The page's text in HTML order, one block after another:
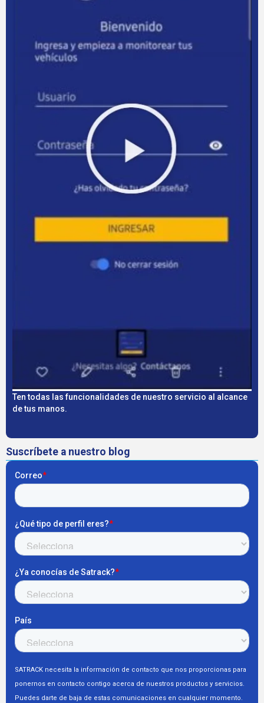
Ten todas las funcionalidades de nuestro servicio al alcance
de tus manos.
Suscríbete a nuestro blog